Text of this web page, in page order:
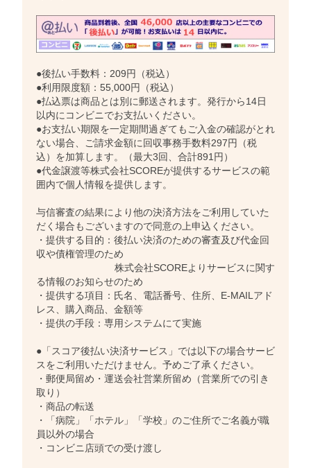
●後払い手数料：209円（税込）
●利用限度額：55,000円（税込）
●払込票は商品とは別に郵送されます。発行から14日
以内にコンビニでお支払いください。
●お支払い期限を一定期間過ぎてもご入金の確認がとれ
ない場合、ご請求金額に回収事務手数料297円（税
込）を加算します。（最大3回、合計891円）
●代金譲渡等株式会社SCOREが提供するサービスの範
囲内で個人情報を提供します。
与信審査の結果により他の決済方法をご利用していた
だく場合もございますので同意の上申込ください。
・提供する目的：後払い決済のための審査及び代金回
収や債権管理のため
株式会社SCOREよりサービスに関す
る情報のお知らせのため
・提供する項目：氏名、電話番号、住所、E‐MAILアド
レス、購入商品、金額等
・提供の手段：専用システムにて実施
●「スコア後払い決済サービス」では以下の場合サービ
スをご利用いただけません。予めご了承ください。
・郵便局留め・運送会社営業所留め（営業所での引き
取り）
・商品の転送
・「病院」「ホテル」「学校」のご住所でご名義が職
員以外の場合
・コンビニ店頭での受け渡し